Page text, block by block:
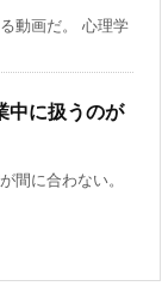
動画だ。 心理学
中に扱うのが
間に合わない。